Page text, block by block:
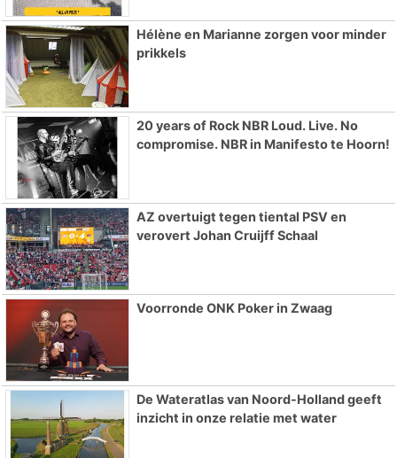
Hélène en Marianne zorgen voor minder
prikkels
20 years of Rock NBR Loud. Live. No
compromise. NBR in Manifesto te Hoorn!
AZ overtuigt tegen tiental PSV en
verovert Johan Cruijff Schaal
Voorronde ONK Poker in Zwaag
De Wateratlas van Noord-Holland geeft
inzicht in onze relatie met water